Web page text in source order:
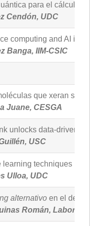
para el cálculo
Cendón, UDC
computing and AI in
Banga, IIM-CSIC
que xeran
Juane, CESGA
unlocks data-driven
USC
learning techniques in
Ulloa, UDC
alternativo en el
Román,